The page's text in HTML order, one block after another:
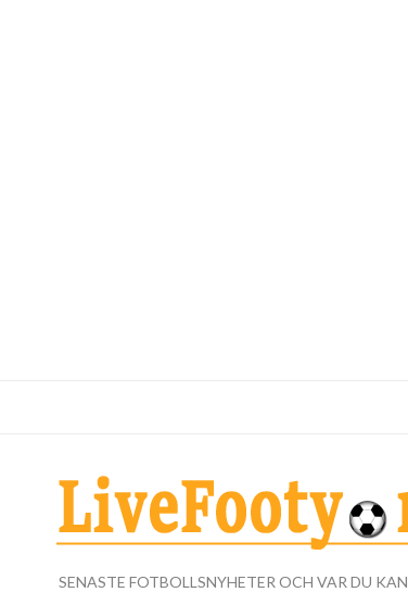
SENASTE FOTBOLLSNYHETER OCH VAR DU